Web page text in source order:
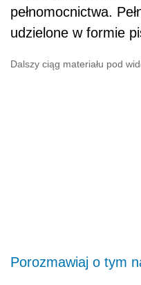
pełnomocnictwa.
udzielone w formie
Dalszy ciąg materiału pod
Porozmawiaj o tym